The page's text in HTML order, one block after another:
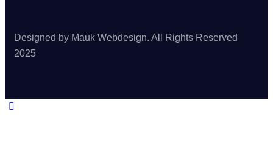
Designed by Mauk Webdesign. All Rights Reserved
2025